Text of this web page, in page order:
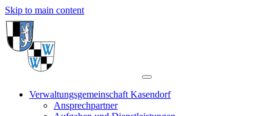
Skip to main content
Verwaltungsgemeinschaft Kasendorf
Ansprechpartner